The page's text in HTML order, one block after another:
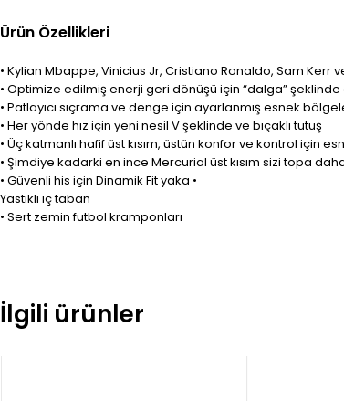
Ürün Özellikleri
• Kylian Mbappe, Vinicius Jr, Cristiano Ronaldo, Sam
• Optimize edilmiş enerji geri dönüşü için “dalga”
• Patlayıcı sıçrama ve denge için ayarlanmış esnek
• Her yönde hız için yeni nesil V şeklinde ve bıçaklı tutuş
• Üç katmanlı hafif üst kısım, üstün konfor ve kontrol için
• Şimdiye kadarki en ince Mercurial üst kısım sizi topa
• Güvenli his için Dinamik Fit yaka •
Yastıklı iç taban
• Sert zemin futbol kramponları
İlgili ürünler